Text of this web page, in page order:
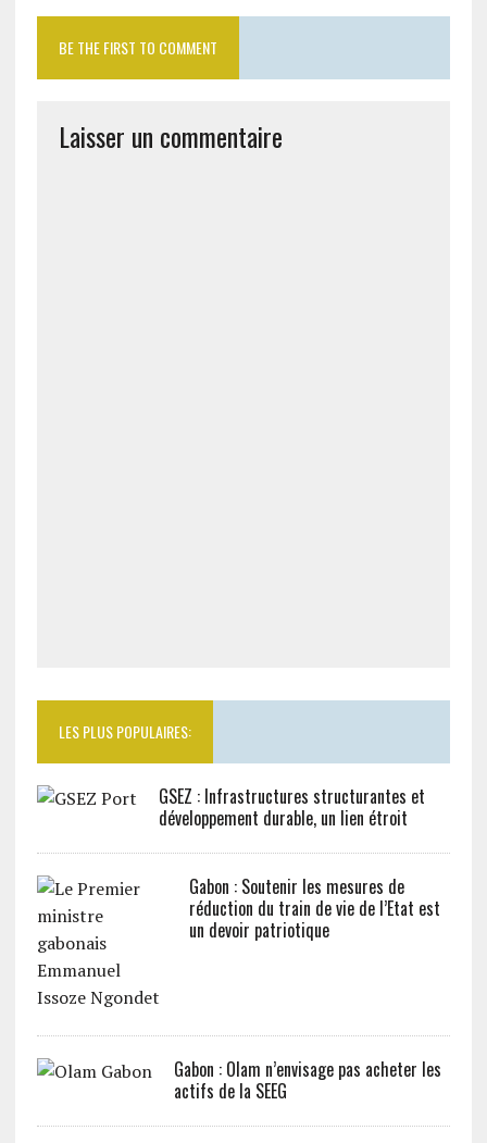
BE THE FIRST TO COMMENT
Laisser un commentaire
LES PLUS POPULAIRES:
GSEZ : Infrastructures structurantes et
développement durable, un lien étroit
Gabon : Soutenir les mesures de
réduction du train de vie de l’Etat est
un devoir patriotique
Gabon : Olam n’envisage pas acheter les
actifs de la SEEG